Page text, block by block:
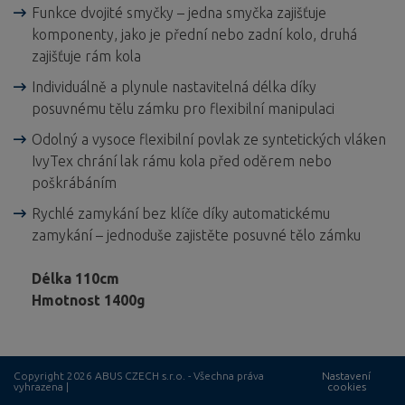
Funkce dvojité smyčky – jedna smyčka zajišťuje
komponenty, jako je přední nebo zadní kolo, druhá
zajišťuje rám kola
Individuálně a plynule nastavitelná délka díky
posuvnému tělu zámku pro flexibilní manipulaci
Odolný a vysoce flexibilní povlak ze syntetických vláken
IvyTex chrání lak rámu kola před oděrem nebo
poškrábáním
Rychlé zamykání bez klíče díky automatickému
zamykání – jednoduše zajistěte posuvné tělo zámku
Délka 110cm
Hmotnost 1400g
Copyright 2026 ABUS CZECH s.r.o. - Všechna práva
vyhrazena |
Nastavení
cookies